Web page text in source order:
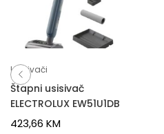
Usisivači
Štapni usisivač
ELECTROLUX EW51U1DB
423,66 KM